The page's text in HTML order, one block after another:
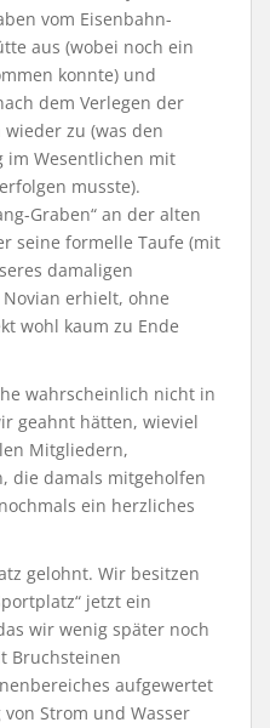
vom Eisenbahn-
aus (wobei noch ein
konnte) und
dem Verlegen der
zu (was den
im Wesentlichen mit
musste).
Graben“ an der alten
seine formelle Taufe (mit
damaligen
erhielt, ohne
wohl kaum zu Ende
wahrscheinlich nicht in
geahnt hätten, wieviel
Mitgliedern,
die damals mitgeholfen
ein herzliches
gelohnt. Wir besitzen
jetzt ein
wir wenig später noch
Bruchsteinen
aufgewertet
Strom und Wasser